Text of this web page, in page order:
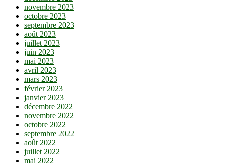
novembre 2023
octobre 2023
septembre 2023
août 2023
juillet 2023
juin 2023
mai 2023
avril 2023
mars 2023
février 2023
janvier 2023
décembre 2022
novembre 2022
octobre 2022
septembre 2022
août 2022
juillet 2022
mai 2022